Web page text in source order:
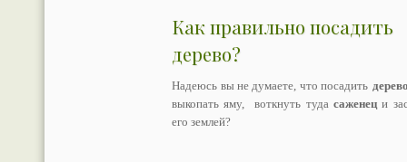
Как правильно посадить
дерево?
Надеюсь вы не думаете, что посадить дер
выкопать яму, воткнуть туда саженеци
его землей?